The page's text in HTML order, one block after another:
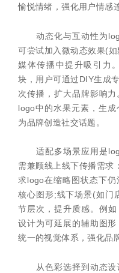
愉悦情绪，强化用户情感
动态化与互动性为
可尝试加入微动态效果(
媒体传播中提升吸引力
块，用户可通过DIY生成
次传播，扩大品牌影响
logo中的水果元素，生
为品牌创造社交话题。
适配多场景应用是
需兼顾线上线下传播需求
求logo在缩略图状态下
核心图形;线下场景(如门
节层次，提升质感。例
设计为可延展的辅助图
统一的视觉体系，强化品
从色彩选择到动态设